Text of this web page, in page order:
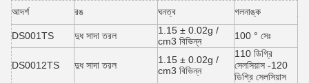
আদর্শ
রঙ ঘনত্ব গলনাঙ্ক
DS001TS
দুধ সাদা তরল
1.15 ± 0.02g /
cm3 বিভিন্ন
100 ° সেঃ
DS0012TS দুধ সাদা তরল
1.15 ± 0.02g /
cm3 বিভিন্ন
110 ডিগ্রি
সেলসিয়াস -120
ডিগ্রি সেলসিয়াস